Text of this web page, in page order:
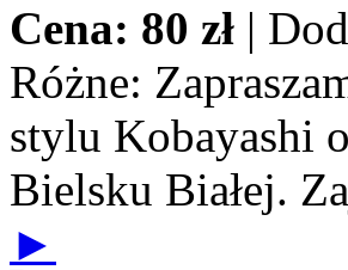
Cena: 80 zł |
Różne:
stylu Kobayashi
Bielsku Białej.
►